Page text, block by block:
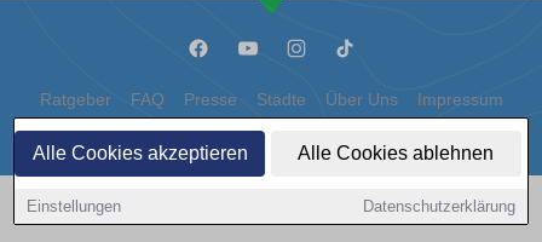
Alle Cookies akzeptieren Alle Cookies ablehnen
Einstellungen Datenschutzerklärung
Ratgeber FAQ Presse Städte Über Uns Impressum
Datenschutz Cookies
Copyright © 2000 - 2026 | 1A Infosysteme GmbH | Content by: 1a-sites-autos